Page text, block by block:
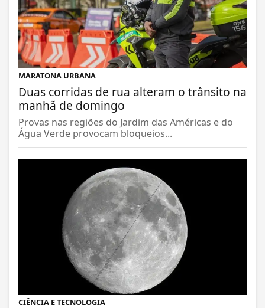
MARATONA URBANA
Duas corridas de rua alteram o trânsito na
manhã de domingo
Provas nas regiões do Jardim das Américas e do
Água Verde provocam bloqueios...
CIÊNCIA E TECNOLOGIA